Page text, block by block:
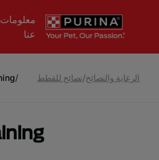
معلومات
عنا
الرعاية والنصائح/نصائح للقطط /